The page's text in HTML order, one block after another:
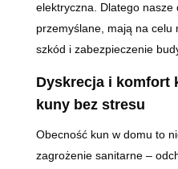
elektryczna. Dlatego nasze
przemyślane, mają na celu
szkód i zabezpieczenie
Dyskrecja i komfort
kuny bez stresu
Obecność kun w domu to
zagrożenie sanitarne –